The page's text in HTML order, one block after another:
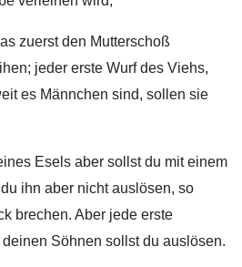
zuerst den Mutterschoß
jeder erste Wurf des Viehs,
es Männchen sind, sollen sie
Esels aber sollst du mit einem
ihn aber nicht auslösen, so
brechen. Aber jede erste
Söhnen sollst du auslösen.